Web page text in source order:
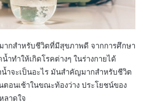
ากสำหรับชีวิตที่มีสุขภาพดี จากการศึกษา
ำทำให้เกิดโรคต่างๆ ในร่างกายได้
น้ำจะเป็นอะไร มันสำคัญมากสำหรับชีวิต
อนเช้าในขณะท้องว่าง ประโยชน์ของ
ลาดใจ